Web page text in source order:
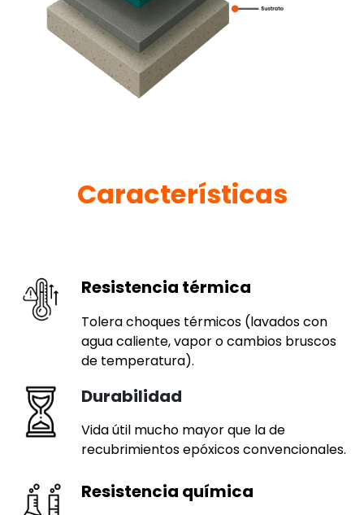
Características
Resistencia térmica
Tolera choques térmicos (lavados con
agua caliente, vapor o cambios bruscos
de temperatura).
Durabilidad
Vida útil mucho mayor que la de
recubrimientos epóxicos convencionales.
Resistencia química